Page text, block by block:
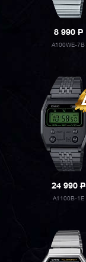
8 990P
A100WE-7B
24 990P
A1100B-1E